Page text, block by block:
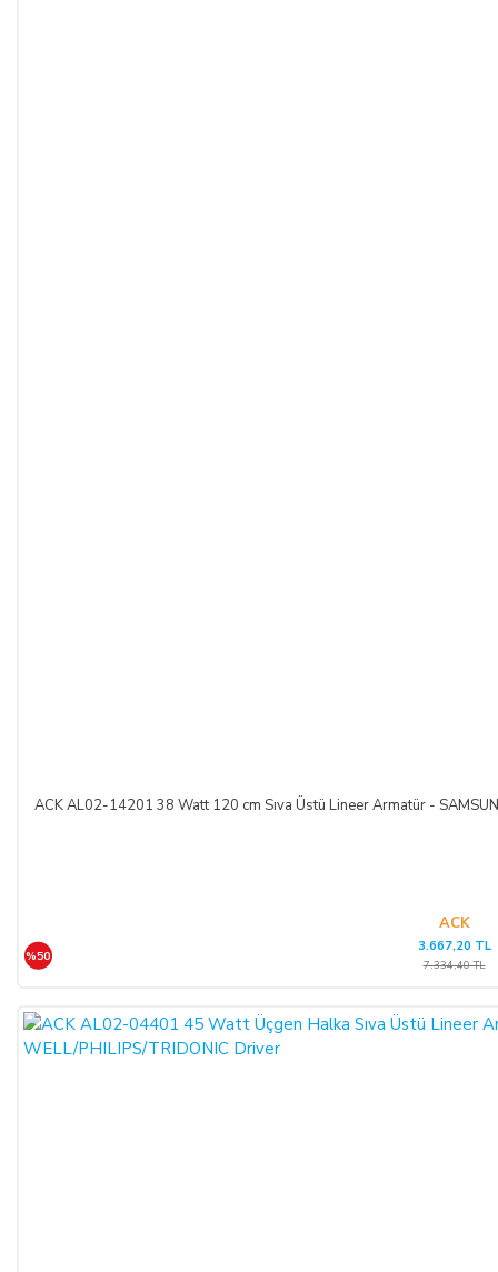
ACK AL02-14201 38 Watt 120 cm Sıva Üstü Lineer Armatür -
ACK
%50
3.667,20 TL
7.334,40 TL